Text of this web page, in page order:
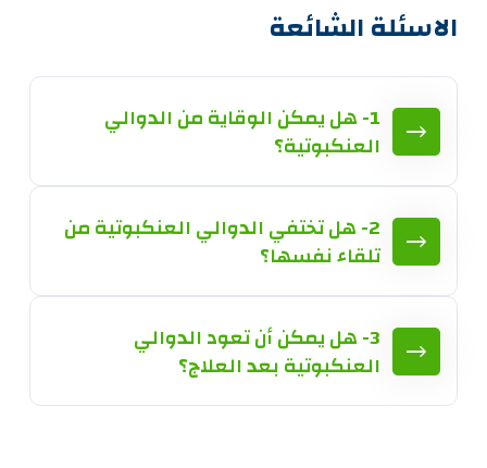
الاسئلة الشائعة
1- هل يمكن الوقاية من الدوالي
العنكبوتية؟
2- هل تختفي الدوالي العنكبوتية من
تلقاء نفسها؟
3- هل يمكن أن تعود الدوالي
العنكبوتية بعد العلاج؟